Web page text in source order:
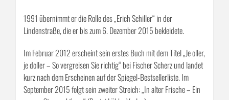
deutschlandweit auf Tour.
Lindenstraße, die er bis zum 6. Dezember 2015 bekleidete.
Im Februar 2012 erscheint sein erstes Buch mit dem Titel „Je oller,
je doller – So vergreisen Sie richtig“ bei Fischer Scherz und landet